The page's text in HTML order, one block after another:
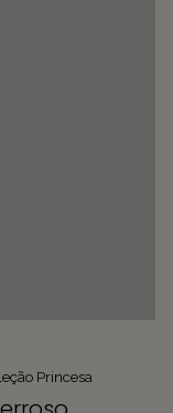
Princesa